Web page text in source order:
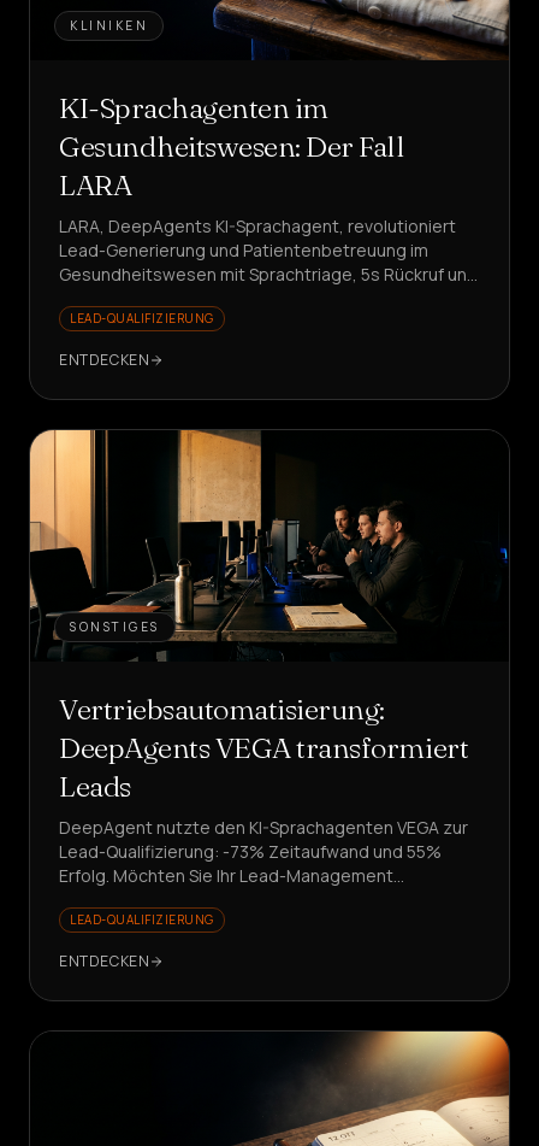
KLINIKEN
KI-Sprachagenten im
Gesundheitswesen: Der Fall
LARA
LARA, DeepAgents KI-Sprachagent, revolutioniert
Lead-Generierung und Patientenbetreuung im
Gesundheitswesen mit Sprachtriage, 5s Rückruf und
LEAD-QUALIFIZIERUNG
ENTDECKEN
SONSTIGES
Vertriebsautomatisierung:
DeepAgents VEGA transformiert
Leads
DeepAgent nutzte den KI-Sprachagenten VEGA zur
Lead-Qualifizierung: -73% Zeitaufwand und 55%
Erfolg. Möchten Sie Ihr Lead-Management
LEAD-QUALIFIZIERUNG
ENTDECKEN